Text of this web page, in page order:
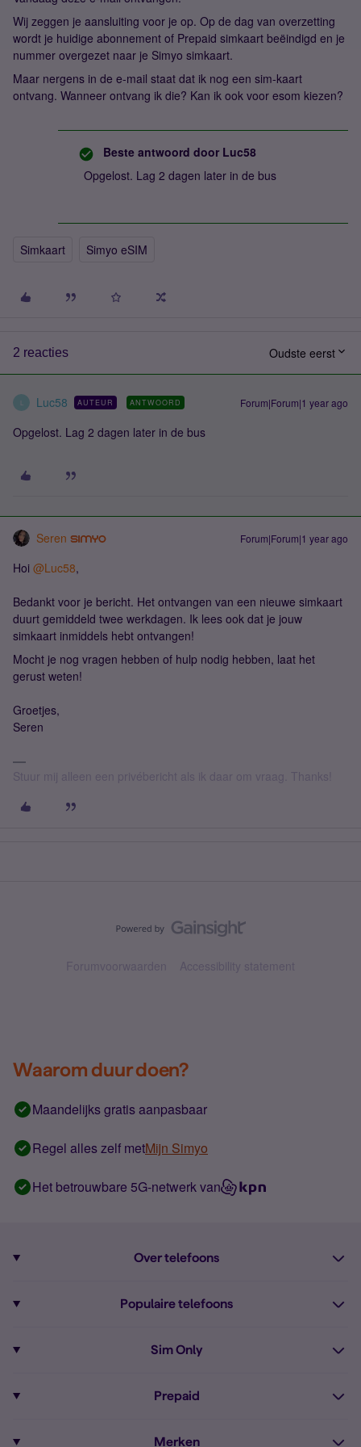
Wij zeggen je aansluiting voor je op. Op de dag van overzetting
wordt je huidige abonnement of Prepaid simkaart beëindigd en je
nummer overgezet naar je Simyo simkaart.
Maar nergens in de e-mail staat dat ik nog een sim-kaart
ontvang. Wanneer ontvang ik die? Kan ik ook voor esom kiezen?
Beste antwoord door Luc58
Opgelost. Lag 2 dagen later in de bus
Simkaart Simyo eSIM
2 reacties Oudste eerst
Luc58 AUTEUR ANTWOORD Forum|Forum|1 year ago
Opgelost. Lag 2 dagen later in de bus
Seren Forum|Forum|1 year ago
Hoi ​ @Luc58,
Bedankt voor je bericht. Het ontvangen van een nieuwe simkaart
duurt gemiddeld twee werkdagen. Ik lees ook dat je jouw
simkaart inmiddels hebt ontvangen!
Mocht je nog vragen hebben of hulp nodig hebben, laat het
gerust weten!
Groetjes,
Seren
Stuur mij alleen een privébericht als ik daar om vraag. Thanks!
Forumvoorwaarden Accessibility statement
Waarom duur doen?
Maandelijks gratis aanpasbaar
Regel alles zelf metMijn Simyo
Het betrouwbare 5G-netwerk van
Over telefoons
Alle telefoons
Populaire telefoons
iPhone 16
Sim Only
Prepaid
Merken